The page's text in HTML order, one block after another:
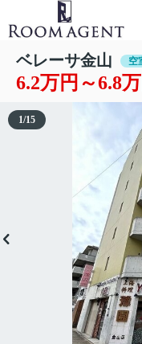
ベレーサ金山 空
6.2万円～6.8
1/15